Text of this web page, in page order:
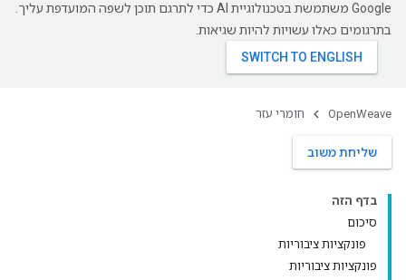
‫Google משתמשת בטכנולוגיית AI כדי לתרגם תוכן לשפה המועדפת עליך.
בתרגומים כאלו עשויות להיות שגיאות.
OpenWeave חומרי עזר
שליחת משוב
בדף הזה
סיכום
פונקציות ציבוריות
פונקציות ציבוריות